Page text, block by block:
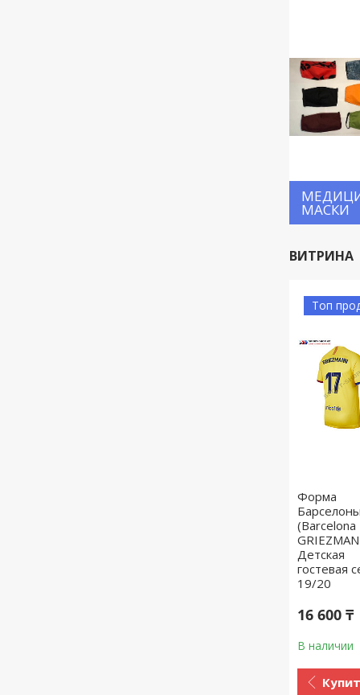
МАСКИ
ВИТРИНА
Топ
Форма
(Barcelona
Детская
гостевая
19/20
16 600 ₸
В наличии